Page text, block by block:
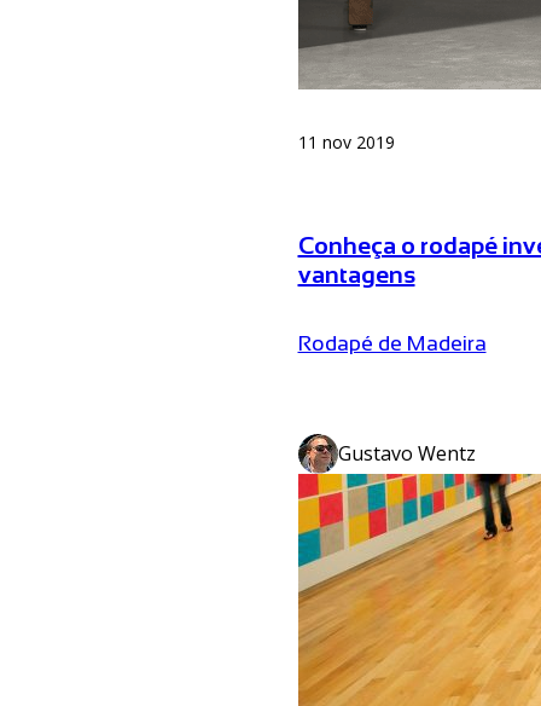
11 nov 2019
Conheça o rodapé
vantagens
Rodapé de Madeira
Gustavo Wentz